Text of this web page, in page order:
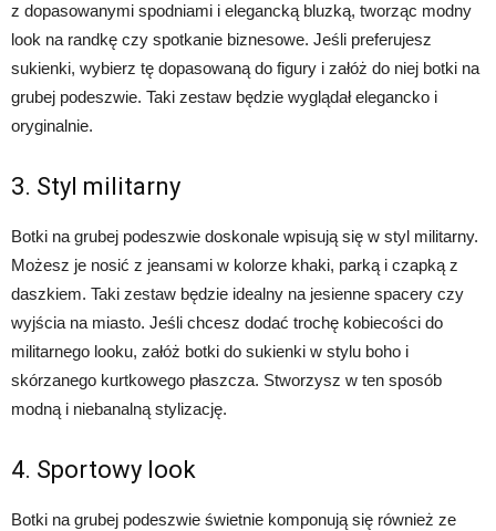
z dopasowanymi spodniami i elegancką bluzką, tworząc modny
look na randkę czy spotkanie biznesowe. Jeśli preferujesz
sukienki, wybierz tę dopasowaną do figury i załóż do niej botki na
grubej podeszwie. Taki zestaw będzie wyglądał elegancko i
oryginalnie.
3. Styl militarny
Botki na grubej podeszwie doskonale wpisują się w styl militarny.
Możesz je nosić z jeansami w kolorze khaki, parką i czapką z
daszkiem. Taki zestaw będzie idealny na jesienne spacery czy
wyjścia na miasto. Jeśli chcesz dodać trochę kobiecości do
militarnego looku, załóż botki do sukienki w stylu boho i
skórzanego kurtkowego płaszcza. Stworzysz w ten sposób
modną i niebanalną stylizację.
4. Sportowy look
Botki na grubej podeszwie świetnie komponują się również ze